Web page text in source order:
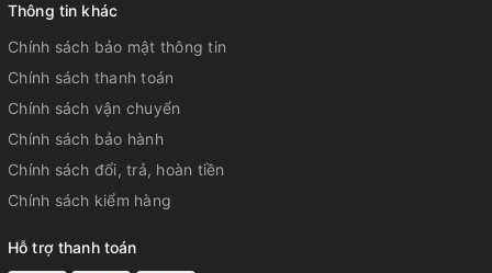
Tín hiệu thời gian hàng giờ
Hai đèn LED Đèn LED dành cho mặt đồng hồ (Đèn chiếu
sáng cực mạnh, thời lượng chiếu sáng có thể chọn (1,5 giây
hình số (Đèn chiếu sáng cực mạnh, thời lượng chiếu sáng có
thể chọn (1,5 giây hoặc 3 giây), phát sáng sau)
Màu đèn
Thông tin khác
Chính sách bảo mật thông tin
Chính sách thanh toán
Chính sách vận chuyển
Chính sách bảo hành
Chính sách đổi, trả, hoàn tiền
Chính sách kiểm hàng
Hỗ trợ thanh toán